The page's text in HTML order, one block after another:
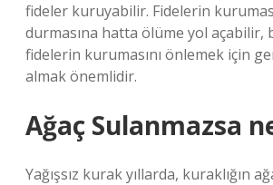
fideler kuruyabilir. Fidelerin
durmasına hatta ölüme yol açabilir,
fidelerin kurumasını önlemek için
almak önemlidir.
Ağaç Sulanmazsa
Yağışsız kurak yıllarda, kuraklığın